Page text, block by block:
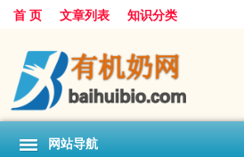
首 页 文章列表 知识分类
网站导航